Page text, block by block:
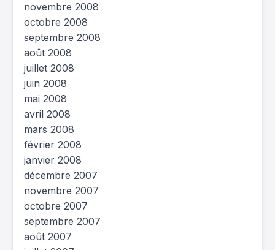
novembre 2008
octobre 2008
septembre 2008
août 2008
juillet 2008
juin 2008
mai 2008
avril 2008
mars 2008
février 2008
janvier 2008
décembre 2007
novembre 2007
octobre 2007
septembre 2007
août 2007